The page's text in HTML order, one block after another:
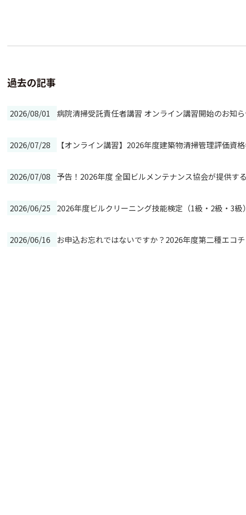
過去の記事
2026/08/01 病院清掃受託責任者講習 オンライン講習開始のお知ら
2026/07/28 【オンライン講習】2026年度建築物清掃管理評価資
2026/07/08 予告！2026年度 全国ビルメンテナンス協会が提供す
2026/06/25 2026年度ビルクリーニング技能検定（1級・2級・3
2026/06/16 お申込お忘れではないですか？2026年度第二種エコ